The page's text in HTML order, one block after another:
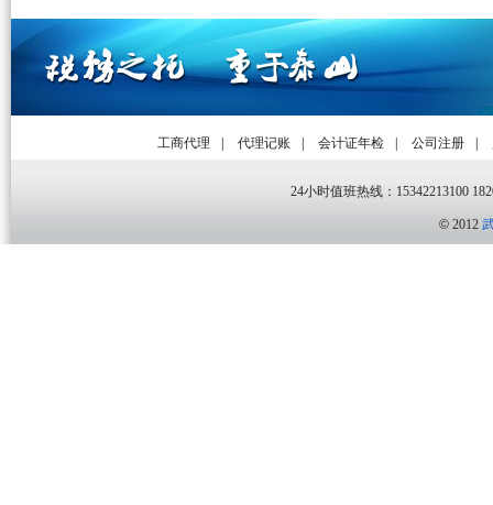
工商代理 代理记账 会计证年检 公司注册
24小时值班热线：15342213100
©2012